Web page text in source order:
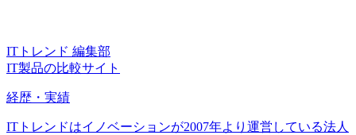
ITトレンド 編集部
IT製品の比較サイト
経歴・実績
ITトレンドはイノベーションが2007年より運営している法人